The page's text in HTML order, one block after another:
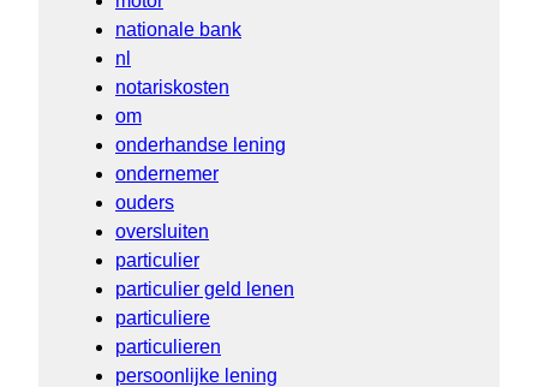
nationale bank
nl
notariskosten
om
onderhandse lening
ondernemer
ouders
oversluiten
particulier
particulier geld lenen
particuliere
particulieren
persoonlijke lening